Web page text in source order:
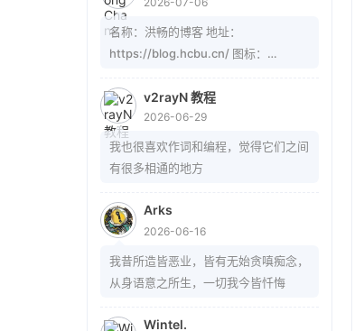
名称：洪畅的博客 地址：
https://blog.hcbu.cn/ 图标：
aw/master/20260607223324364.
webp 描述：想，全是问题；做，才有
答案。 订阅：
https://blog.hcbu.cn/atom.xml
v2rayN 教程
2026-06-29
我也很喜欢作词和编程，觉得它们之间
有很多相通的地方
Arks
2026-06-16
我昔所造皆恶业，皆有无始贪嗔痴念，
从身语意之所生，一切我今皆忏悔
Wintel.